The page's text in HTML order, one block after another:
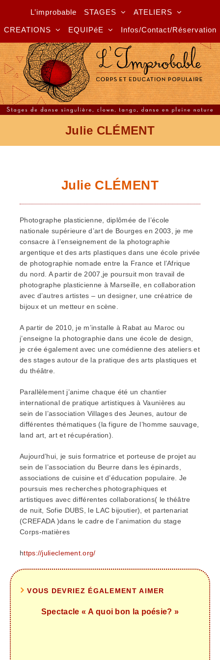
L’improbable STAGES ATELIERS
CREATIONS EQUIPéE Infos/Contact/Réservation
Julie CLÉMENT
Julie CLÉMENT
Photographe plasticienne, diplômée de l’école
nationale supérieure d’art de Bourges en 2003, je me
consacre à l’enseignement de la photographie
argentique et des arts plastiques dans une école privée
de photographie nomade entre la France et l’Afrique
du nord. A partir de 2007,je poursuit mon travail de
photographe plasticienne à Marseille, en collaboration
avec d’autres artistes – un designer, une créatrice de
bijoux et un metteur en scène.
A partir de 2010, je m’installe à Rabat au Maroc ou
j’enseigne la photographie dans une école de design,
je crée également avec une comédienne des ateliers et
des stages autour de la pratique des arts plastiques et
du théâtre.
Parallèlement j’anime chaque été un chantier
international de pratique artistiques à Vaunières au
sein de l’association Villages des Jeunes, autour de
différentes thématiques (la figure de l’homme sauvage,
land art, art et récupération).
Aujourd’hui, je suis formatrice et porteuse de projet au
sein de l’association du Beurre dans les épinards,
associations de cuisine et d’éducation populaire. Je
poursuis mes recherches photographiques et
artistiques avec différentes collaborations( le théâtre
de nuit, Sofie DUBS, le LAC bijoutier), et partenariat
(CREFADA )dans le cadre de l’animation du stage
Corps-matières
https://julieclement.org/
VOUS DEVRIEZ ÉGALEMENT AIMER
Spectacle « A quoi bon la poésie? »